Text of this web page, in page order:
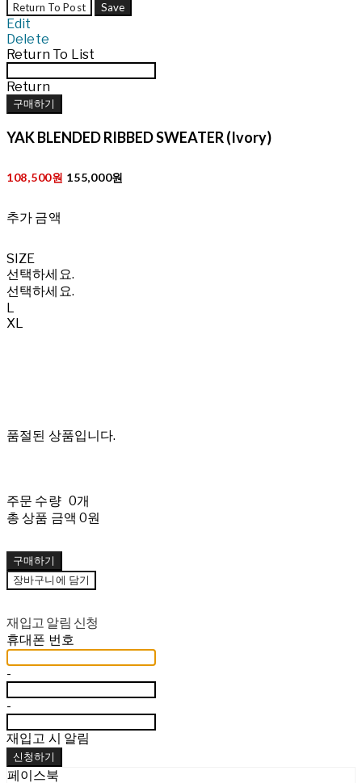
Return To Post Save
Edit
Delete
Return To List
Return
구매하기
YAK BLENDED RIBBED SWEATER (Ivory)
108,500원 155,000원
추가 금액
SIZE
선택하세요.
선택하세요.
L
XL
품절된 상품입니다.
주문 수량 0개
총 상품 금액 0원
구매하기
장바구니에 담기
재입고 알림 신청
휴대폰 번호
-
-
재입고 시 알림
신청하기
페이스북